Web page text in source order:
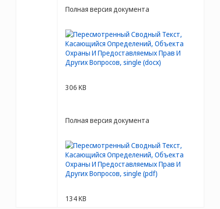
Полная версия документа
306 KB
Полная версия документа
134 KB